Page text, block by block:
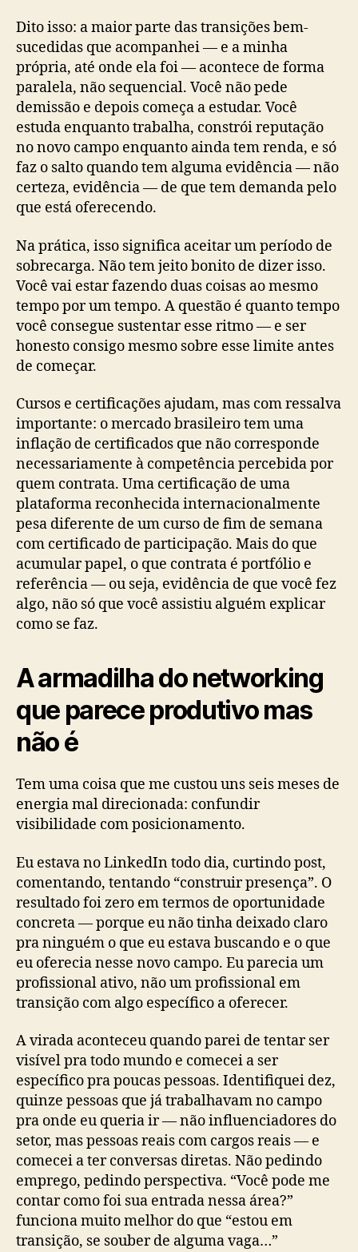
Dito isso: a maior parte das transições bem-
sucedidas que acompanhei — e a minha
própria, até onde ela foi — acontece de forma
paralela, não sequencial. Você não pede
demissão e depois começa a estudar. Você
estuda enquanto trabalha, constrói reputação
no novo campo enquanto ainda tem renda, e só
faz o salto quando tem alguma evidência — não
certeza, evidência — de que tem demanda pelo
que está oferecendo.
Na prática, isso significa aceitar um período de
sobrecarga. Não tem jeito bonito de dizer isso.
Você vai estar fazendo duas coisas ao mesmo
tempo por um tempo. A questão é quanto tempo
você consegue sustentar esse ritmo — e ser
honesto consigo mesmo sobre esse limite antes
de começar.
Cursos e certificações ajudam, mas com ressalva
importante: o mercado brasileiro tem uma
inflação de certificados que não corresponde
necessariamente à competência percebida por
quem contrata. Uma certificação de uma
plataforma reconhecida internacionalmente
pesa diferente de um curso de fim de semana
com certificado de participação. Mais do que
acumular papel, o que contrata é portfólio e
referência — ou seja, evidência de que você fez
algo, não só que você assistiu alguém explicar
como se faz.
A armadilha do networking
que parece produtivo mas
não é
Tem uma coisa que me custou uns seis meses de
energia mal direcionada: confundir
visibilidade com posicionamento.
Eu estava no LinkedIn todo dia, curtindo post,
comentando, tentando “construir presença”. O
resultado foi zero em termos de oportunidade
concreta — porque eu não tinha deixado claro
pra ninguém o que eu estava buscando e o que
eu oferecia nesse novo campo. Eu parecia um
profissional ativo, não um profissional em
transição com algo específico a oferecer.
A virada aconteceu quando parei de tentar ser
visível pra todo mundo e comecei a ser
específico pra poucas pessoas. Identifiquei dez,
quinze pessoas que já trabalhavam no campo
pra onde eu queria ir — não influenciadores do
setor, mas pessoas reais com cargos reais — e
comecei a ter conversas diretas. Não pedindo
emprego, pedindo perspectiva. “Você pode me
contar como foi sua entrada nessa área?”
funciona muito melhor do que “estou em
transição, se souber de alguma vaga…”